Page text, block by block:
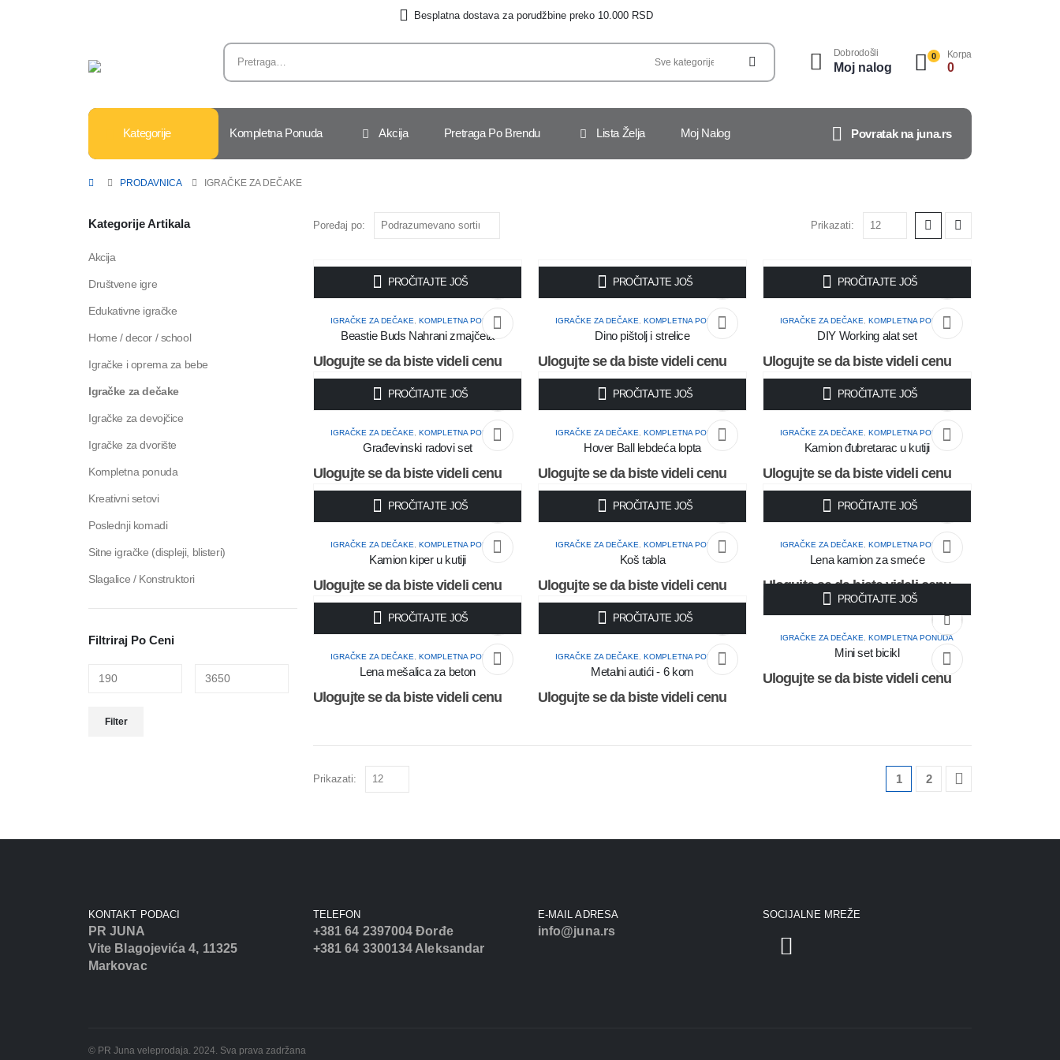
Besplatna dostava za porudžbine preko 10.000 RSD
Dobrodošli
Moj nalog
0 Korpa
0
Kategorije Kompletna Ponuda Akcija Pretraga Po Brendu Lista Želja Moj Nalog Povratak na juna.rs
PRODAVNICA IGRAČKE ZA DEČAKE
Poređaj po: Prikazati:
PROČITAJTE JOŠ
IGRAČKE ZA DEČAKE ,KOMPLETNA PONUDA
Beastie Buds Nahrani zmajčeta
Ulogujte se da biste videli cenu
PROČITAJTE JOŠ
IGRAČKE ZA DEČAKE ,KOMPLETNA PONUDA
Dino pištolj i strelice
Ulogujte se da biste videli cenu
PROČITAJTE JOŠ
IGRAČKE ZA DEČAKE ,KOMPLETNA PONUDA
DIY Working alat set
Ulogujte se da biste videli cenu
PROČITAJTE JOŠ
IGRAČKE ZA DEČAKE ,KOMPLETNA PONUDA
Građevinski radovi set
Ulogujte se da biste videli cenu
PROČITAJTE JOŠ
IGRAČKE ZA DEČAKE ,KOMPLETNA PONUDA
Hover Ball lebdeća lopta
Ulogujte se da biste videli cenu
PROČITAJTE JOŠ
IGRAČKE ZA DEČAKE ,KOMPLETNA PONUDA
Kamion đubretarac u kutiji
Ulogujte se da biste videli cenu
PROČITAJTE JOŠ
IGRAČKE ZA DEČAKE ,KOMPLETNA PONUDA
Kamion kiper u kutiji
Ulogujte se da biste videli cenu
PROČITAJTE JOŠ
IGRAČKE ZA DEČAKE ,KOMPLETNA PONUDA
Koš tabla
Ulogujte se da biste videli cenu
PROČITAJTE JOŠ
IGRAČKE ZA DEČAKE ,KOMPLETNA PONUDA
Lena kamion za smeće
Ulogujte se da biste videli cenu
PROČITAJTE JOŠ
IGRAČKE ZA DEČAKE ,KOMPLETNA PONUDA
Lena mešalica za beton
Ulogujte se da biste videli cenu
PROČITAJTE JOŠ
IGRAČKE ZA DEČAKE ,KOMPLETNA PONUDA
Metalni autići - 6 kom
Ulogujte se da biste videli cenu
PROČITAJTE JOŠ
IGRAČKE ZA DEČAKE ,KOMPLETNA PONUDA
Mini set bicikl
Ulogujte se da biste videli cenu
Prikazati: 1 2
Kategorije Artikala
Akcija
Društvene igre
Edukativne igračke
Home / decor / school
Igračke i oprema za bebe
Igračke za dečake
Igračke za devojčice
Igračke za dvorište
Kompletna ponuda
Kreativni setovi
Poslednji komadi
Sitne igračke (displeji, blisteri)
Slagalice / Konstruktori
Filtriraj Po Ceni
Filter
KONTAKT PODACI
PR JUNA
Vite Blagojevića 4, 11325
Markovac
TELEFON
+381 64 2397004 Đorđe
+381 64 3300134 Aleksandar
E-MAIL ADRESA
info@juna.rs
SOCIJALNE MREŽE
© PR Juna veleprodaja. 2024. Sva prava zadržana